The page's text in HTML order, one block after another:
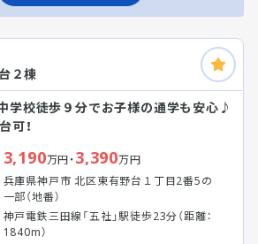
２棟
学校徒歩９分でお子様の通学も安心♪
可！
3,190万円・3,390万円
兵庫県神戸市 北区東有野台１丁目2番5の
一部（地番）
神戸電鉄三田線「五社」駅徒歩23分（距離：
1840m）